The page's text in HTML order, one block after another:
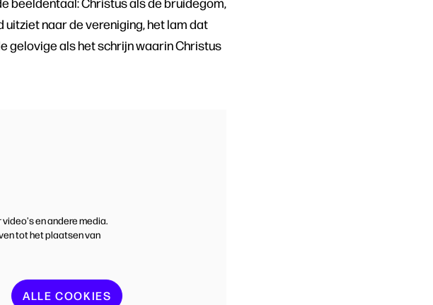
naar de vereniging, het lam dat
gelovige als het schrijn waarin Christus
en andere media.
tot het plaatsen van
ALLE COOKIES